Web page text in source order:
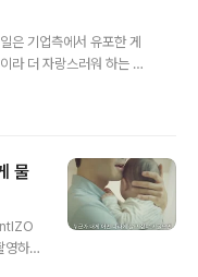
은 기업측에서 유포한 게
라 더 자랑스러워 하는 자
인의 날이기도 하구요.
V.asp?Code=A000329
물
하는